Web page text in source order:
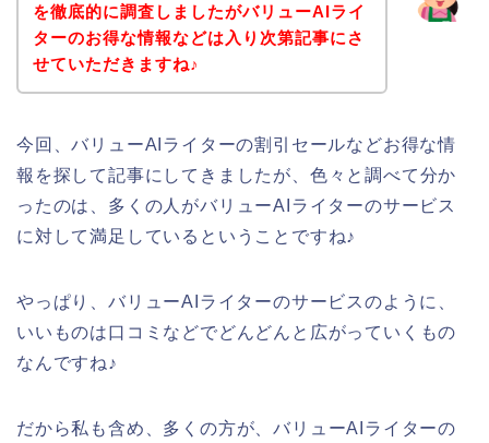
を徹底的に調査しましたがバリューAIライ
ターのお得な情報などは入り次第記事にさ
せていただきますね♪
今回、バリューAIライターの割引セールなどお得な情
報を探して記事にしてきましたが、色々と調べて分か
ったのは、多くの人がバリューAIライターのサービス
に対して満足しているということですね♪
やっぱり、バリューAIライターのサービスのように、
いいものは口コミなどでどんどんと広がっていくもの
なんですね♪
だから私も含め、多くの方が、バリューAIライターの